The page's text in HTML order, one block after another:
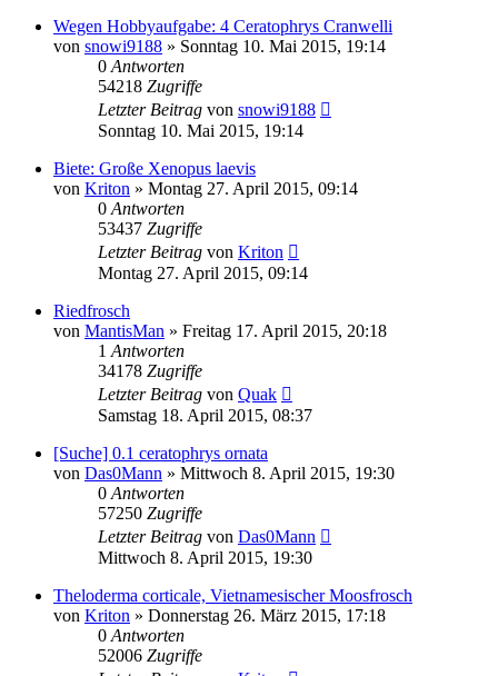
Wegen Hobbyaufgabe: 4 Ceratophrys Cranwelli
von snowi9188 » Sonntag 10. Mai 2015, 19:14
0 Antworten
54218 Zugriffe
Letzter Beitrag von snowi9188
Sonntag 10. Mai 2015, 19:14
Biete: Große Xenopus laevis
von Kriton » Montag 27. April 2015, 09:14
0 Antworten
53437 Zugriffe
Letzter Beitrag von Kriton
Montag 27. April 2015, 09:14
Riedfrosch
von MantisMan » Freitag 17. April 2015, 20:18
1 Antworten
34178 Zugriffe
Letzter Beitrag von Quak
Samstag 18. April 2015, 08:37
[Suche] 0.1 ceratophrys ornata
von Das0Mann » Mittwoch 8. April 2015, 19:30
0 Antworten
57250 Zugriffe
Letzter Beitrag von Das0Mann
Mittwoch 8. April 2015, 19:30
Theloderma corticale, Vietnamesischer Moosfrosch
von Kriton » Donnerstag 26. März 2015, 17:18
0 Antworten
52006 Zugriffe